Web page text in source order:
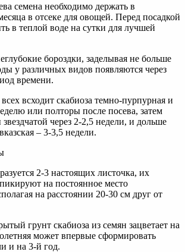
семена необходимо держать в
в отсеке для овощей. Перед посадкой
в теплой воде на сутки для лучшей
бороздки, заделывая не больше
у различных видов появляются через
времени.
всходит скабиоза темно-пурпурная и
или полторы после посева, затем
через 2-2,5 недели, и дольше
– 3-3,5 недели.
2-3 настоящих листочка, их
на постоянное место
на расстоянии 20-30 см друг от
грунт скабиоза из семян зацветает на
может впервые сформировать
и на 3-й год.